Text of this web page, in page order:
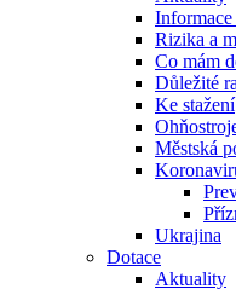
Rizika a
Co mám
Důležité
Ke stažení
Městská
Ukrajina
Dotace
Aktuality